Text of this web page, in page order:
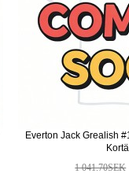
Everton Jack Grealish
1 041.70SEK